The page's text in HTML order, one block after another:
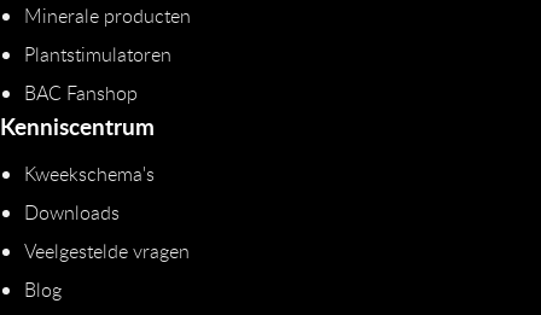
Minerale producten
Plantstimulatoren
BAC Fanshop
Kenniscentrum
Kweekschema's
Downloads
Veelgestelde vragen
Blog